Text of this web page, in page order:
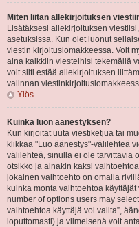
Miten liitän allekirjoituksen
Lisätäksesi allekirjoituksen
asetuksissa. Kun olet luonut
viestin kirjoituslomakkeessa. Voit
aina kaikkiin viesteihisi tekemällä
voit silti estää allekirjoituksen
valinnan
Ylös
Kuinka luon äänestyksen?
Kun kirjoitat uuta viestiketjua tai
klikkaa "Luo äänestys"-välilehteä
välilehteä, sinulla ei ole tarvittavia
otsikko ja ainakin kaksi
jokainen vaihtoehto on omalla
kuinka monta vaihtoehtoa
number of options users may
vaihtoehtoa käyttäjä voi valita”,
loputtomasti) ja viimeisenä voit